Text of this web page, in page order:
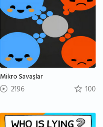
Mikro Savaşlar
2196 100